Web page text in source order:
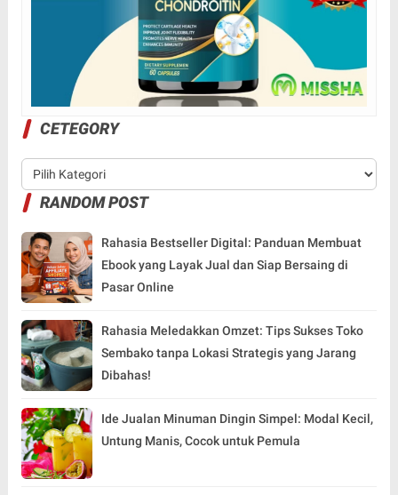
CETEGORY
RANDOM POST
Rahasia Bestseller Digital: Panduan Membuat
Ebook yang Layak Jual dan Siap Bersaing di
Pasar Online
Rahasia Meledakkan Omzet: Tips Sukses Toko
Sembako tanpa Lokasi Strategis yang Jarang
Dibahas!
Ide Jualan Minuman Dingin Simpel: Modal Kecil,
Untung Manis, Cocok untuk Pemula